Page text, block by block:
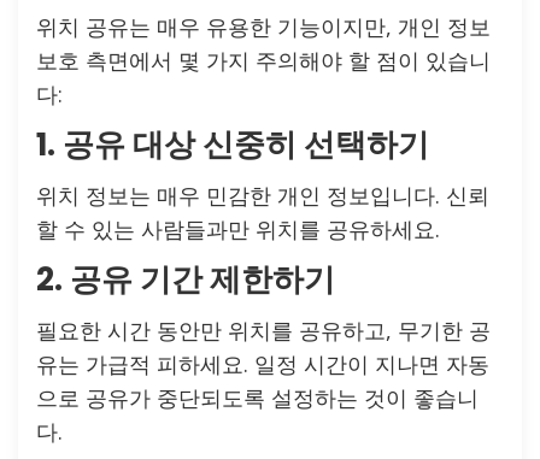
위치 공유는 매우 유용한 기능이지만, 개인 정보
보호 측면에서 몇 가지 주의해야 할 점이 있습니
다:
1. 공유 대상 신중히 선택하기
위치 정보는 매우 민감한 개인 정보입니다. 신뢰
할 수 있는 사람들과만 위치를 공유하세요.
2. 공유 기간 제한하기
필요한 시간 동안만 위치를 공유하고, 무기한 공
유는 가급적 피하세요. 일정 시간이 지나면 자동
으로 공유가 중단되도록 설정하는 것이 좋습니
다.